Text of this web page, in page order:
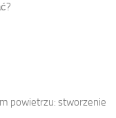
powietrzu: stworzenie